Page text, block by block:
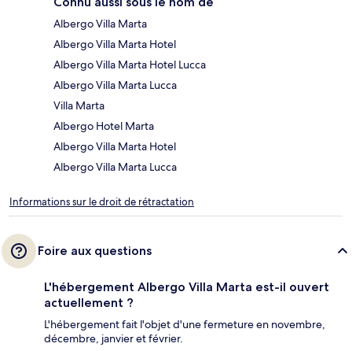
Albergo Villa Marta
Albergo Villa Marta Hotel
Albergo Villa Marta Hotel Lucca
Albergo Villa Marta Lucca
Villa Marta
Albergo Hotel Marta
Albergo Villa Marta Hotel
Albergo Villa Marta Lucca
Informations sur le droit de rétractation
Foire aux questions
L'hébergement Albergo Villa Marta est-il ouvert
actuellement ?
L'hébergement fait l'objet d'une fermeture en novembre,
décembre, janvier et février.